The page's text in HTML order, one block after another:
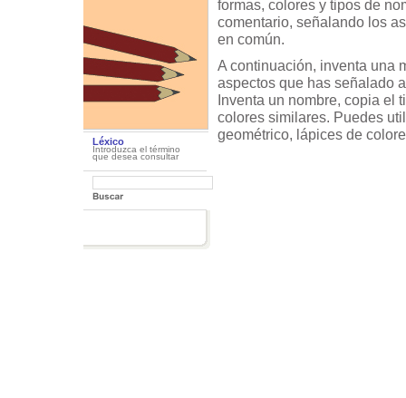
Léxico
Introduzca el término
que desea consultar
formas, colores y tipos de
comentario, señalando los
en común.
A continuación, inventa una
aspectos que has señalado
Inventa un nombre, copia el
colores similares. Puedes
geométrico, lápices de